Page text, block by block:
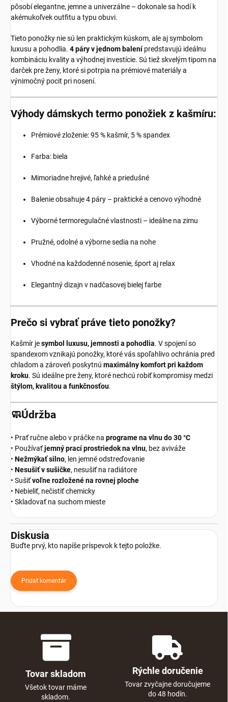
pôsobí elegantne, jemne a univerzálne – dokonale sa hodí k
akémukoľvek outfitu a typu obuvi.
Tieto ponožky nie sú len praktickým kúskom, ale aj symbolom
luxusu a pohodlia. 4 páry v jednom balenípredstavujú ideálnu
kombináciu kvality a výhodnej investície. Sú tiež skvelým tipom na
darček pre ženy, ktoré si potrpia na prémiové materiály a
výnimočný pocit pri nosení.
Výhody dámskych termo ponožiek z kašmíru:
Prémiové zloženie: 95 % kašmír, 5 % spandex
Farba: biela
Mimoriadne hrejivé, ľahké a priedušné
Balenie obsahuje 4 páry – praktické a cenovo výhodné
Výborné termoregulačné vlastnosti – ideálne na zimu
Pružné, odolné a výborne sedia na nohe
Vhodné na každodenné nosenie, šport aj relax
Elegantný dizajn v nadčasovej bielej farbe
Prečo si vybrať práve tieto ponožky?
Kašmír jesymbol luxusu, jemnosti a pohodlia. V spojení so
spandexom vznikajú ponožky, ktoré vás spoľahlivo ochránia pred
chladom a zároveň poskytnú maximálny komfort pri každom
kroku. Sú ideálne pre ženy, ktoré nechcú robiť kompromisy medzi
štýlom, kvalitou a funkčnosťou.
🧼Údržba
• Prať ručne alebo v práčke na programe na vlnu do 30 °C
• Používaťjemný prací prostriedok na vlnu, bez aviváže
• Nežmýkať silno, len jemné odstreďovanie
• Nesušiť v sušičke, nesušiť na radiátore
• Sušiťvoľne rozložené na rovnej ploche
• Nebieliť, nečistiť chemicky
• Skladovať na suchom mieste
Diskusia
Buďte prvý, kto napíše príspevok k tejto položke.
Pridať komentár
Tovar skladom
Všetok tovar máme
skladom.
Rýchle doručenie
Tovar zvyčajne doručujeme
do 48 hodín.